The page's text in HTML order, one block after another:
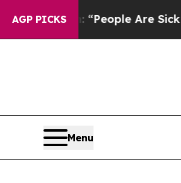
AGP PICKS
Win: “People Are Sick
Menu